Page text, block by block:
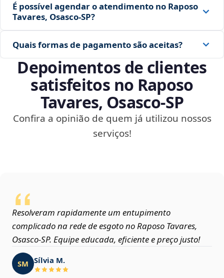
É possível agendar o atendimento no Raposo
Tavares, Osasco‑SP?
Quais formas de pagamento são aceitas?
Depoimentos de clientes
satisfeitos no Raposo
Tavares, Osasco‑SP
Confira a opinião de quem já utilizou nossos
serviços!
Resolveram rapidamente um entupimento
complicado na rede de esgoto no Raposo Tavares,
Osasco‑SP. Equipe educada, eficiente e preço justo!
SM Sílvia M.